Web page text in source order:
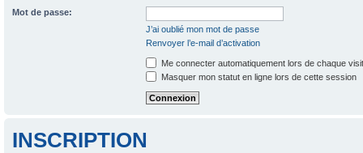
Mot de passe:
J’ai oublié mon mot de passe
Renvoyer l’e-mail d’activation
Me connecter automatiquement lors de chaque
Masquer mon statut en ligne lors de cette session
INSCRIPTION